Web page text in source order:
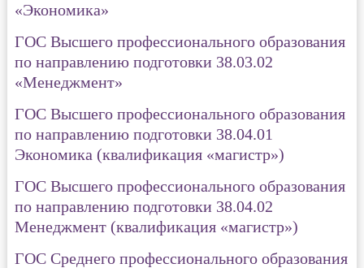
«Экономика»
ГОС Высшего профессионального образования
по направлению подготовки 38.03.02
«Менеджмент»
ГОС Высшего профессионального образования
по направлению подготовки 38.04.01
Экономика (квалификация «магистр»)
ГОС Высшего профессионального образования
по направлению подготовки 38.04.02
Менеджмент (квалификация «магистр»)
ГОС Среднего профессионального образования